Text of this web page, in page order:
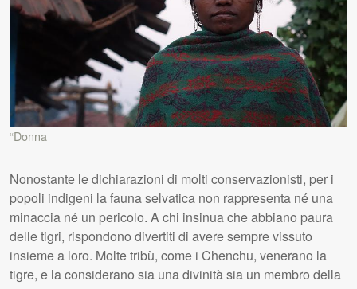
“Donna
Nonostante le dichiarazioni di molti conservazionisti, per i
popoli indigeni la fauna selvatica non rappresenta né una
minaccia né un pericolo. A chi insinua che abbiano paura
delle tigri, rispondono divertiti di avere sempre vissuto
insieme a loro. Molte tribù, come i Chenchu, venerano la
tigre, e la considerano sia una divinità sia un membro della